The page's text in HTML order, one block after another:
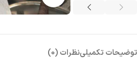
توضیحات تکمیلینظرات (0)